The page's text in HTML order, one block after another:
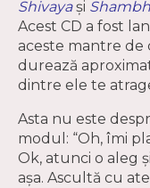
Shivayaşi
Acest CD a fost
aceste mantre de
durează
dintre ele te
Asta nu este
modul: “Oh, îmi
Ok, atunci o aleg
aşa. Ascultă cu